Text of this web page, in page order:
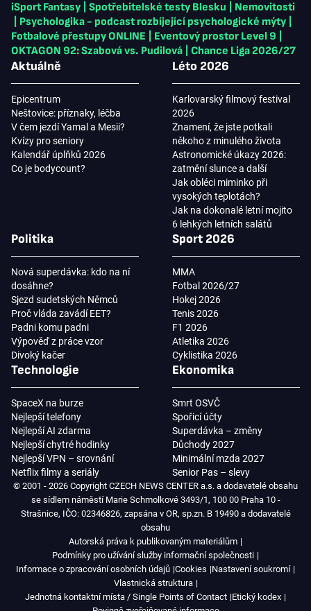
iSport Fantasy
Spotřebitelské testy Blesku
Nemovitosti
Psychologika - podcast rozbíjející psychologické mýty
Fotbalové přestupy ONLINE
Eventový prostor Level 9
OKTAGON 92: Szabová vs. Pudilová
Chance Liga 2026/27
Aktuálně
Epicentrum
Neštovice: příznaky, léčba
V čem jezdí Yamal a Mesii?
Kvízy pro seniory
Kalendář úplňků 2026
Co je bodycount?
Léto 2026
Karlovarský filmový festival
2026
Znamení, že jste potkali
někoho z minulého života
Astronomické úkazy 2026:
zatmění slunce a další
Jak obléci miminko při
vysokých teplotách?
Jak na dokonalé letní mojito
6 lehkých letních salátů
Politika
Nová superdávka: kdo na ní
dosáhne?
Sjezd sudetských Němců
Proč vláda zavádí EET?
Padni komu padni
Výpověď z práce vzor
Divoký kačer
Sport 2026
MMA
Fotbal 2026/27
Hokej 2026
Tenis 2026
F1 2026
Atletika 2026
Cyklistika 2026
Technologie
SpaceX na burze
Nejlepší telefony
Nejlepší AI zdarma
Nejlepší chytré hodinky
Nejlepší VPN – srovnání
Netflix filmy a seriály
Ekonomika
Smrt OSVČ
Spořicí účty
Superdávka – změny
Důchody 2027
Minimální mzda 2027
Senior Pas – slevy
© 2001 - 2026 Copyright CZECH NEWS CENTER a.s. a dodavatelé obsahu
se sídlem náměstí Marie Schmolkové 3493/1, 100 00 Praha 10 -
Strašnice, IČO: 02346826, zapsána v OR, sp.zn. B 19490 a dodavatelé
obsahu
Autorská práva k publikovaným materiálům
Podmínky pro užívání služby informační společnosti
Informace o zpracování osobních údajů Cookies Nastavení soukromí
Vlastnická struktura
Jednotná kontaktní místa / Single Points of Contact Etický kodex